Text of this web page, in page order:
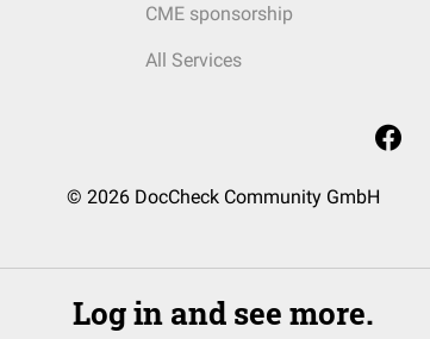
CME sponsorship
All Services
© 2026 DocCheck Community GmbH
Log in and see more.